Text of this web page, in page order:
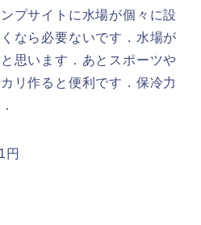
プサイトに水場が個々に設
なら必要ないです．水場が
思います．あとスポーツや
リ作ると便利です．保冷力
円